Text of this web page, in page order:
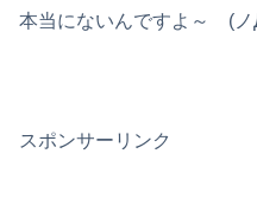
本当にないんですよ～ (ノ
スポンサーリンク